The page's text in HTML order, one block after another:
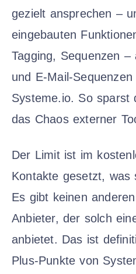
gezielt ansprechen –
eingebauten
Tagging, Sequenzen
und E-Mail-
Systeme.io. So sparst
das Chaos externer
Der Limit ist im
Kontakte gesetzt, was
Es gibt keinen
Anbieter, der solch
anbietet. Das ist
Plus-Punkte von